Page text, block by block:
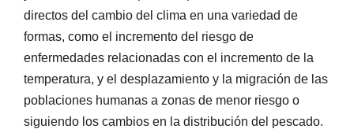
directos del cambio del clima en una variedad de
formas, como el incremento del riesgo de
enfermedades relacionadas con el incremento de la
temperatura, y el desplazamiento y la migración de las
poblaciones humanas a zonas de menor riesgo o
siguiendo los cambios en la distribución del pescado.